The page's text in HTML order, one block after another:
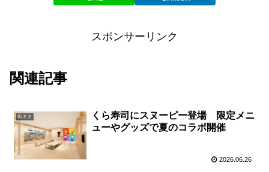
スポンサーリンク
関連記事
街ネタ
くら寿司にスヌーピー登場 限定メニ
ューやグッズで夏のコラボ開催
2026.06.26